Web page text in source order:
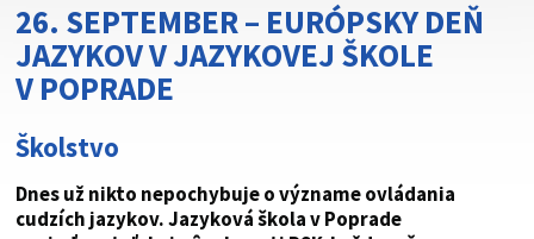
26. SEPTEMBER – EURÓPSKY DEŇ
JAZYKOV V JAZYKOVEJ ŠKOLE
V POPRADE
Školstvo
Dnes už nikto nepochybuje o význame ovládania
cudzích jazykov. Jazyková škola v Poprade